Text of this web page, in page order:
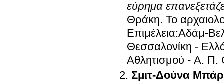
εύρημα
Θράκη. Το
Επιμέλεια:Αδάμ-
Θεσσαλονίκη -
Αθλητισμού - Α. Π.
Σμιτ-Δούνα